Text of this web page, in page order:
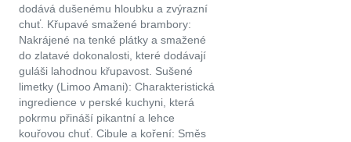
dodává dušenému hloubku a zvýrazní
chuť. Křupavé smažené brambory:
Nakrájené na tenké plátky a smažené
do zlatavé dokonalosti, které dodávají
guláši lahodnou křupavost. Sušené
limetky (Limoo Amani): Charakteristická
ingredience v perské kuchyni, která
pokrmu přináší pikantní a lehce
kouřovou chuť. Cibule a koření: Směs